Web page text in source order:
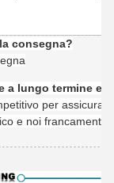
consegna?
a lungo termine e
per
e noi